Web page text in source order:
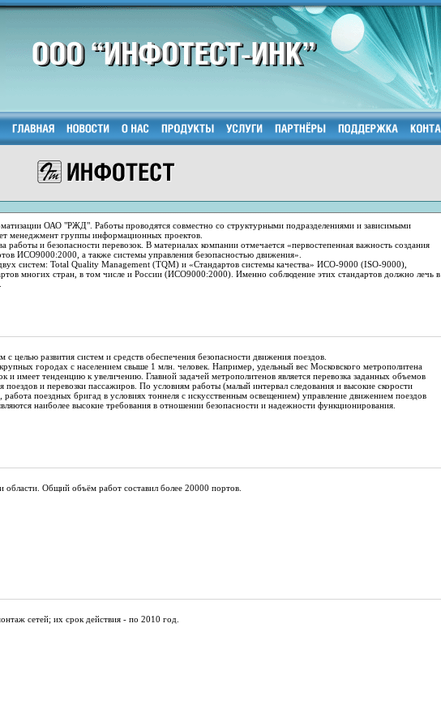
ОАО "РЖД". Работы проводятся совместно со структурными подразделениями и зависимыми
менеджмент группы информационных проектов.
и безопасности перевозок. В материалах компании отмечается «первостепенная важность создания
ИСО9000:2000, а также системы управления безопасностью движения».
систем: Total Quality Management (TQM) и «Стандартов системы качества» ИСО-9000 (ISO-9000),
многих стран, в том числе и России (ИСО9000:2000). Именно соблюдение этих стандартов должно лечь в
развития систем и средств обеспечения безопасности движения поездов.
городах с населением свыше 1 млн. человек. Например, удельный вес Московского метрополитена
и имеет тенденцию к увеличению. Главной задачей метрополитенов является перевозка заданных объемов
и перевозки пассажиров. По условиям работы (малый интервал следования и высокие скорости
поездных бригад в условиях тоннеля с искусственным освещением) управление движением поездов
наиболее высокие требования в отношении безопасности и надежности функционирования.
Общий объём работ составил более 20000 портов.
сетей; их срок действия - по 2010 год.